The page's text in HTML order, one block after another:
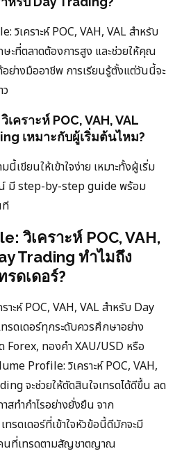
วิเคราะห์ POC, VAH, VAL สำหรับ
ะที่ตลาดต้องการสูง และช่วยให้คุณ
ย่างมืออาชีพ การเรียนรู้ตั้งแต่วันนี้จะ
คราะห์ POC, VAH, VAL
เหมาะกับผู้เริ่มต้นไหม?
เขียนให้เข้าใจง่าย เหมาะทั้งผู้เริ่ม
มี step-by-step guide พร้อม
ที
วิเคราะห์ POC, VAH,
Trading ทำไมถึง
ดเดอร์?
ะห์ POC, VAH, VAL สำหรับ Day
ดเดอร์ทุกระดับควรศึกษาอย่าง
Forex, ทองคำ XAU/USD หรือ
Profile: วิเคราะห์ POC, VAH,
จะช่วยให้ตัดสินใจเทรดได้ดีขึ้น ลด
สทำกำไรอย่างยั่งยืน จาก
รดเดอร์ที่เข้าใจหัวข้อนี้ดีมักจะมี
นที่เทรดตามสัญชาตญาณ